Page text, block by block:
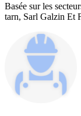
Basée sur les
tarn, Sarl Galzin Et